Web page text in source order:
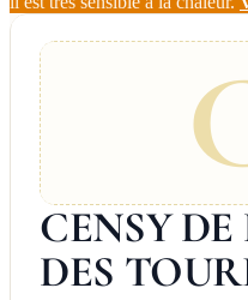
CENSY
DES